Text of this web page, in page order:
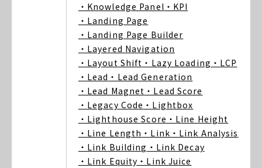
・Knowledge Panel ・KPI
・Landing Page
・Landing Page Builder
・Layered Navigation
・Layout Shift ・Lazy Loading ・LCP
・Lead ・Lead Generation
・Lead Magnet ・Lead Score
・Legacy Code ・Lightbox
・Lighthouse Score ・Line Height
・Line Length ・Link ・Link Analysis
・Link Building ・Link Decay
・Link Equity ・Link Juice